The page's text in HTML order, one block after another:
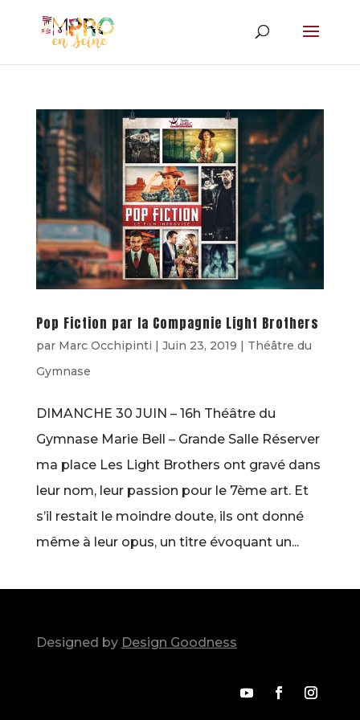
Pop Fiction par la Compagnie Light Brothers
par Marc Occhipinti | Juin 23, 2019 | Théâtre du
Gymnase
DIMANCHE 30 JUIN – 16h Théâtre du
Gymnase Marie Bell – Grande Salle Réserver
ma place Les Light Brothers ont gravé dans
leur nom, leur passion pour le 7ème art. Et
s’il restait le moindre doute, ils ont donné
même à leur opus, un titre évoquant un...
Designed by Design Goodness